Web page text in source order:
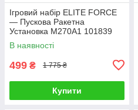
Ігровий набір ELITE FORCE
— Пускова Ракетна
Установка M270A1 101839
В наявності
499 ₴ 1 775 ₴
Купити